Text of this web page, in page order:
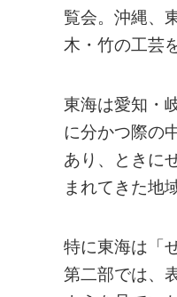
覧会。沖縄、
木・竹の工芸
東海は愛知・
に分かつ際の
あり、ときに
まれてきた地
特に東海は「
第二部では、